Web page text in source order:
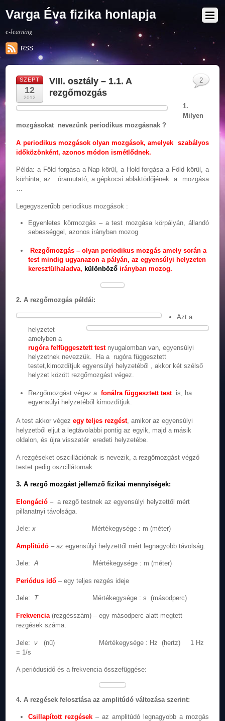
Varga Éva fizika honlapja
e-learning
RSS
SZEPT
12
2012
VIII. osztály – 1.1. A
rezgőmozgás
1.
Milyen
mozgásokat nevezünk periodikus mozgásnak ?
A periodikus mozgások olyan mozgások, amelyek szabályos
időközönként, azonos módon ismétlődnek.
Példa: a Föld forgása a Nap körül, a Hold forgása a Föld körül, a
körhinta, az óramutató, a gépkocsi ablaktörlőjének a mozgása
…
Legegyszerűbb periodikus mozgások :
Egyenletes körmozgás – a test mozgása körpályán, állandó
sebességgel, azonos irányban mozog
Rezgőmozgás – olyan periodikus mozgás amely során a
test mindig ugyanazon a pályán, az egyensúlyi helyzeten
keresztülhaladva,különböző irányban mozog.
2. A rezgőmozgás példái:
Azt a
helyzetet
amelyben a
rugóra felfüggesztett test nyugalomban van, egyensúlyi
helyzetnek nevezzük. Ha a rugóra függesztett
testet,kimozdítjuk egyensúlyi helyzetéből , akkor két szélső
helyzet között rezgőmozgást végez.
Rezgőmozgást végez afonálra függesztett test is, ha
egyensúlyi helyzetéből kimozdítjuk.
A test akkor végezegy teljes rezgést, amikor az egyensúlyi
helyzetből eljut a legtávolabbi pontig az egyik, majd a másik
oldalon, és újra visszatér eredeti helyzetébe.
A rezgéseket oszcillációnak is nevezik, a rezgőmozgást végző
testet pedig oszcillátornak.
3. A rezgő mozgást jellemző fizikai mennyiségek:
Elongáció – a rezgő testnek az egyensúlyi helyzettől mért
pillanatnyi távolsága.
Jele:x Mértékegysége : m (méter)
Amplitúdó – az egyensúlyi helyzettől mért legnagyobb távolság.
Jele:A Mértékegysége : m (méter)
Periódus idő – egy teljes rezgés ideje
Jele: T Mértékegysége : s (másodperc)
Frekvencia(rezgésszám) – egy másodperc alatt megtett
rezgések száma.
Jele:ν
(nű) Mértékegysége : Hz (hertz) 1 Hz
= 1/s
A periódusidő és a frekvencia összefüggése:
4. A rezgések felosztása az amplitúdó változása szerint:
Csillapított rezgések – az amplitúdó legnagyobb a mozgás
2